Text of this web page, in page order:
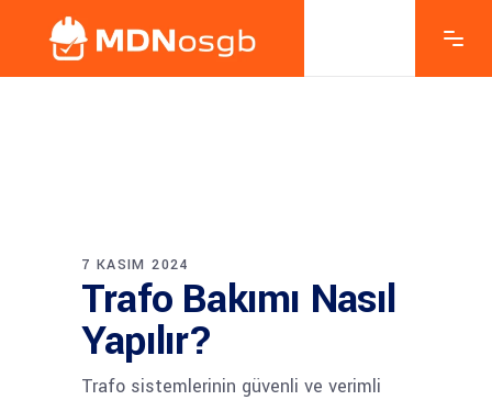
7 KASIM 2024
Trafo Bakımı Nasıl
Yapılır?
Trafo sistemlerinin güvenli ve verimli